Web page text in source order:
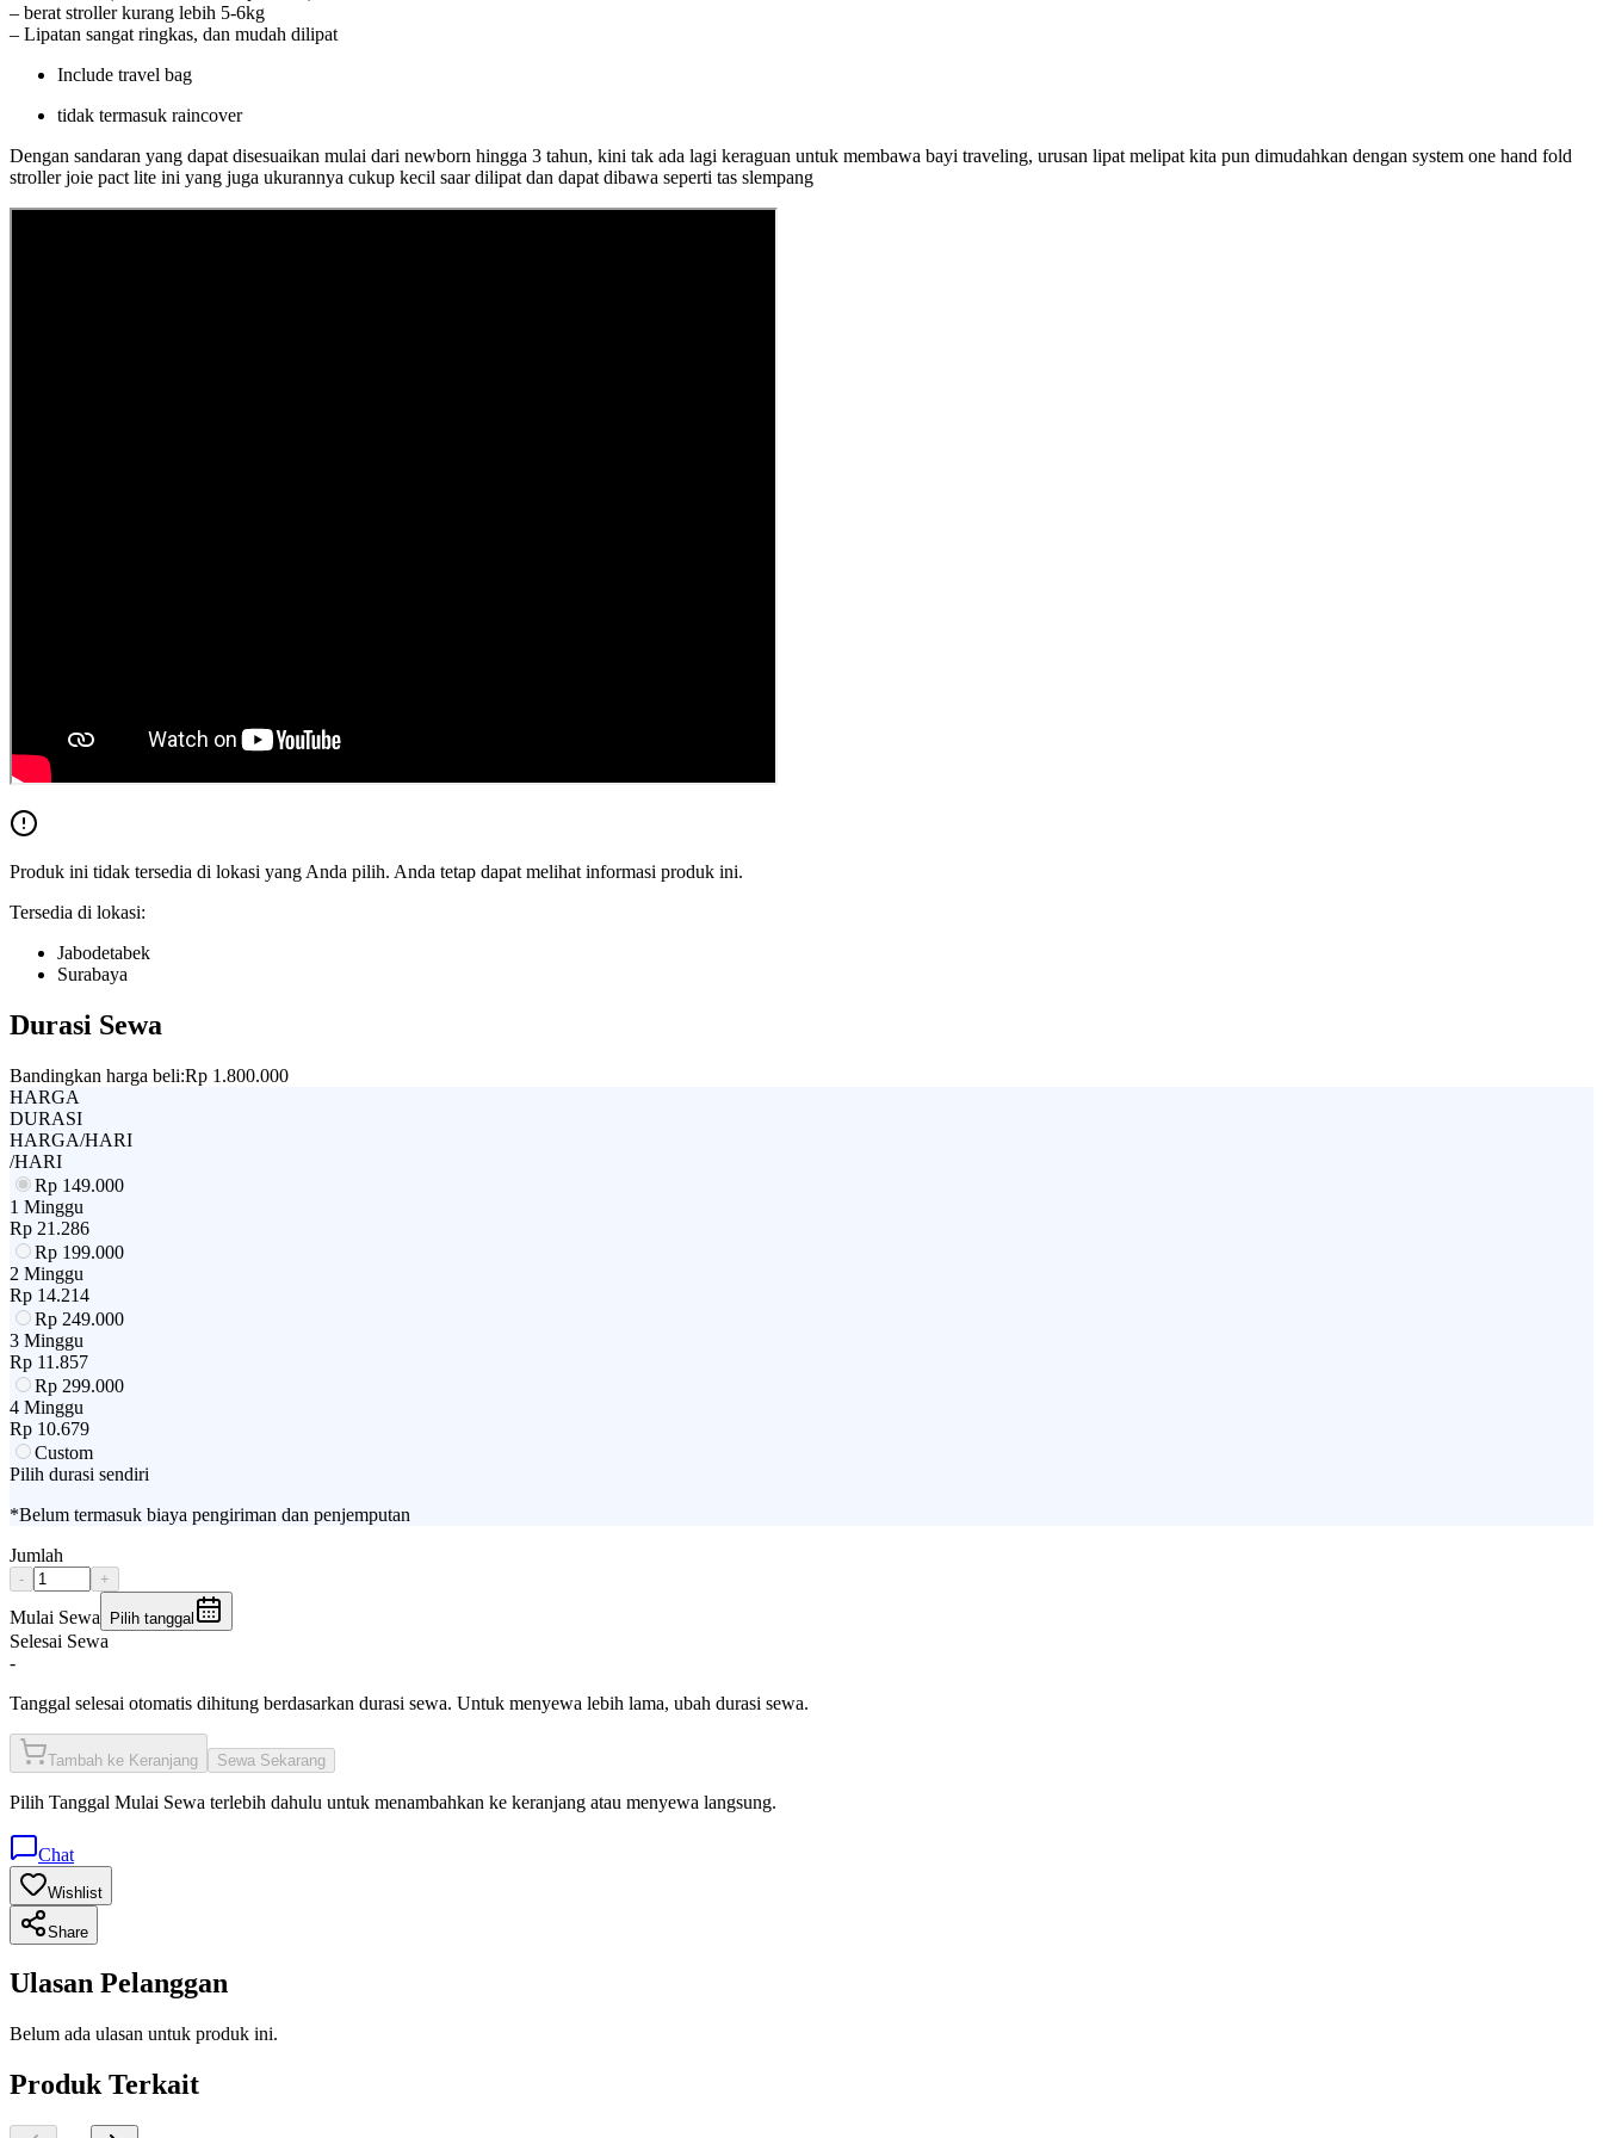
– berat stroller kurang lebih 5-6kg
– Lipatan sangat ringkas, dan mudah dilipat
Include travel bag
tidak termasuk raincover
Dengan sandaran yang dapat disesuaikan mulai dari newborn hingga 3 tahun, kini tak ada lagi keraguan untuk membawa bayi traveling, urusan lipat melipat kita pun dimudahkan dengan system one hand fold
stroller joie pact lite ini yang juga ukurannya cukup kecil saar dilipat dan dapat dibawa seperti tas slempang
Produk ini tidak tersedia di lokasi yang Anda pilih. Anda tetap dapat melihat informasi produk ini.
Tersedia di lokasi:
Jabodetabek
Surabaya
Durasi Sewa
Bandingkan harga beli:Rp 1.800.000
HARGA
DURASI
HARGA/HARI
/HARI
Rp 149.000
1 Minggu
Rp 21.286
Rp 199.000
2 Minggu
Rp 14.214
Rp 249.000
3 Minggu
Rp 11.857
Rp 299.000
4 Minggu
Rp 10.679
Custom
Pilih durasi sendiri
*Belum termasuk biaya pengiriman dan penjemputan
Jumlah
- +
Mulai Sewa Pilih tanggal
Selesai Sewa
-
Tanggal selesai otomatis dihitung berdasarkan durasi sewa. Untuk menyewa lebih lama, ubah durasi sewa.
Tambah ke Keranjang Sewa Sekarang
Pilih Tanggal Mulai Sewa terlebih dahulu untuk menambahkan ke keranjang atau menyewa langsung.
Chat
Wishlist
Share
Ulasan Pelanggan
Belum ada ulasan untuk produk ini.
Produk Terkait